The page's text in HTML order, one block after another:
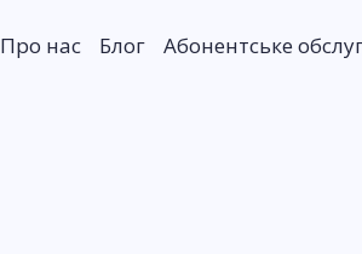
Про нас Блог Абонентське